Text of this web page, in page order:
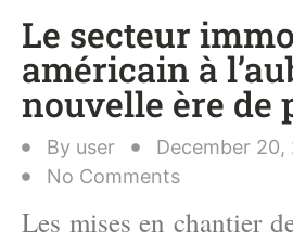
Le secteur
américain à
nouvelle ère de
By user
December 20,
No Comments
Les mises en chantier